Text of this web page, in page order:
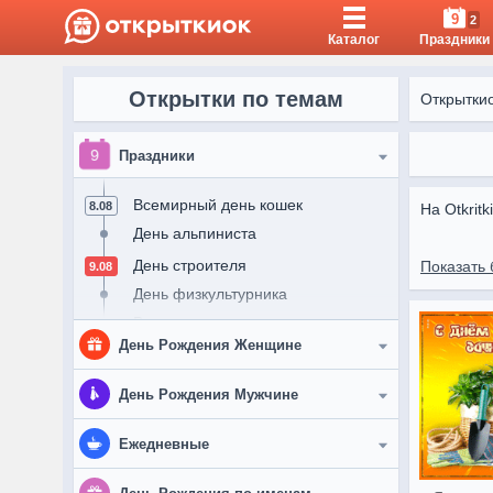
Каталог
9 2
Праздники
Открытки по темам
9 Праздники
8.08
Всемирный день кошек
День альпиниста
9.08
День строителя
День физкультурника
Выходные
11.08 Рождество святого Николая
12.08
День Военно-Воздушных Сил
13.08 Международный день левшей
День Рождения Женщине
Женщине
Девушке
День Рождения Мужчине
Мужчине
Ежедневные
Доброе утро
На
Показать